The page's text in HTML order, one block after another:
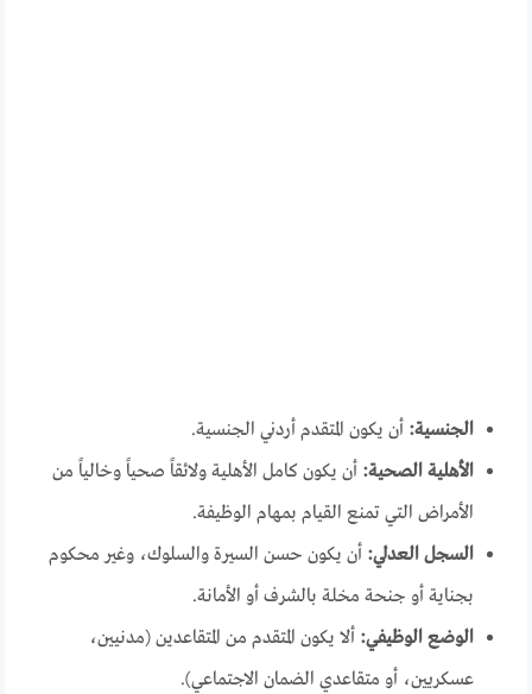
الجنسية: أن يكون المتقدم أردني الجنسية.
الأهلية الصحية: أن يكون كامل الأهلية ولائقاً صحياً وخالياً من
الأمراض التي تمنع القيام بمهام الوظيفة.
السجل العدلي: أن يكون حسن السيرة والسلوك، وغير محكوم
بجناية أو جنحة مخلة بالشرف أو الأمانة.
الوضع الوظيفي: ألا يكون المتقدم من المتقاعدين (مدنيين،
عسكريين، أو متقاعدي الضمان الاجتماعي).